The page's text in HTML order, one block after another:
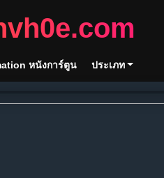
หนังการ์ตูน ประเภท